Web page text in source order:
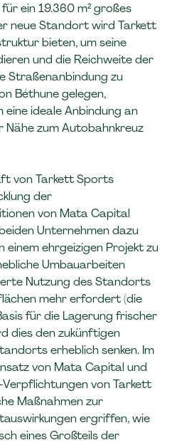
ein 19.360 m² großes
neue Standort wird Tarkett
bieten, um seine
und die Reichweite der
Straßenanbindung zu
Béthune gelegen,
ideale Anbindung an
zum Autobahnkreuz
von Tarkett Sports
der
von Mata Capital
Unternehmen dazu
einem ehrgeizigen Projekt zu
Umbauarbeiten
Nutzung des Standorts
mehr erfordert (die
für die Lagerung frischer
dies den zukünftigen
erheblich senken. Im
von Mata Capital und
Verpflichtungen von Tarkett
Maßnahmen zur
ergriffen, wie
eines Großteils der